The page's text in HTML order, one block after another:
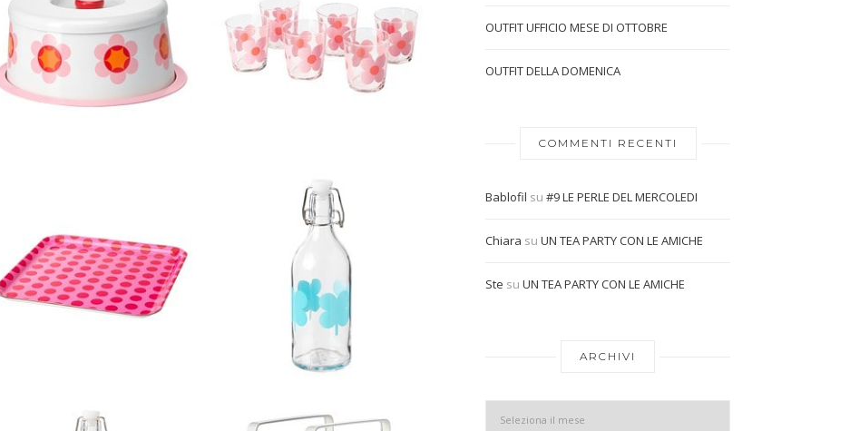
OUTFIT UFFICIO MESE DI OTTOBRE
OUTFIT DELLA DOMENICA
COMMENTI RECENTI
Bablofil su #9 LE PERLE DEL MERCOLEDI
Chiara su UN TEA PARTY CON LE AMICHE
Ste su UN TEA PARTY CON LE AMICHE
ARCHIVI